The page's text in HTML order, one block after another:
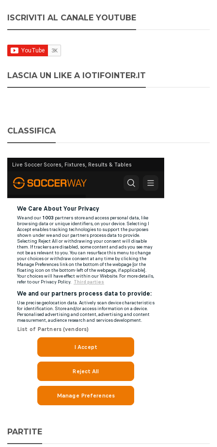
ISCRIVITI AL CANALE YOUTUBE
LASCIA UN LIKE A IOTIFOINTER.IT
CLASSIFICA
PARTITE